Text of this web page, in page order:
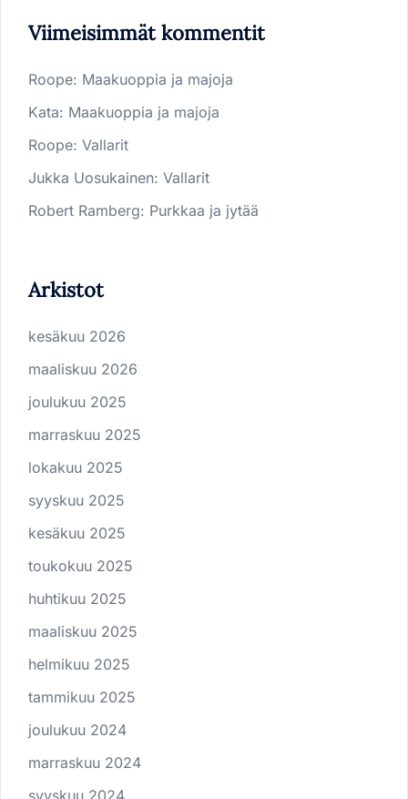
Viimeisimmät kommentit
Roope: Maakuoppia ja majoja
Kata: Maakuoppia ja majoja
Roope: Vallarit
Jukka Uosukainen: Vallarit
Robert Ramberg: Purkkaa ja jytää
Arkistot
kesäkuu 2026
maaliskuu 2026
joulukuu 2025
marraskuu 2025
lokakuu 2025
syyskuu 2025
kesäkuu 2025
toukokuu 2025
huhtikuu 2025
maaliskuu 2025
helmikuu 2025
tammikuu 2025
joulukuu 2024
marraskuu 2024
syyskuu 2024